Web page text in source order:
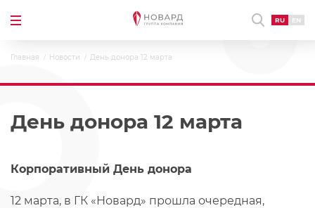
RU EN
Главная Новости День донора 12 марта
День донора 12 марта
Корпоративный День донора
12 марта, в ГК «Новард» прошла очередная,